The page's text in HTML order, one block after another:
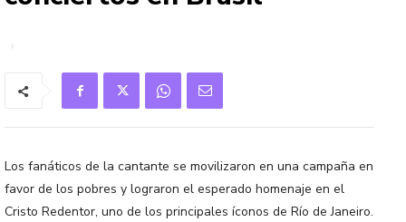
Los fanáticos de la cantante se movilizaron en una campaña en
favor de los pobres y lograron el esperado homenaje en el
Cristo Redentor, uno de los principales íconos de Río de Janeiro.